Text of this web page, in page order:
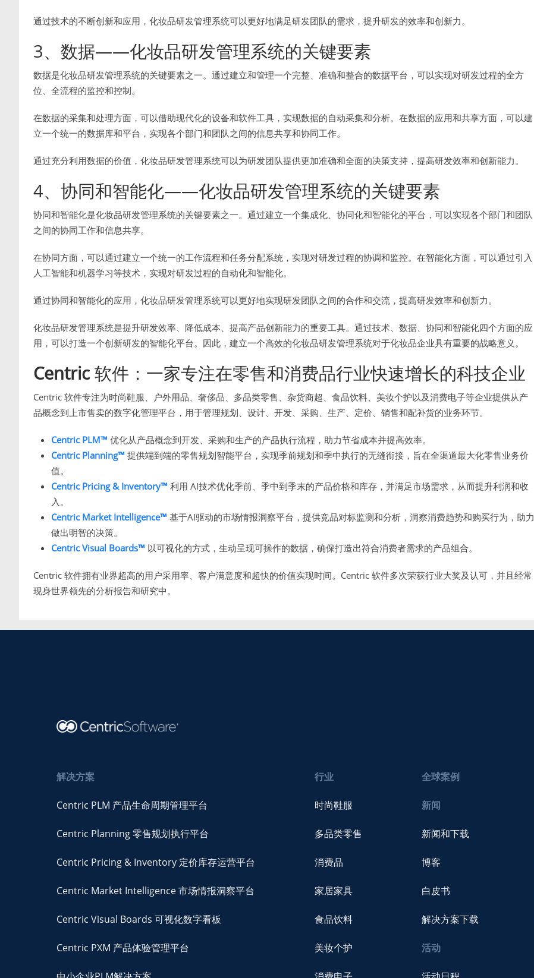
通过技术的不断创新和应用，化妆品研发管理系统可以更好地满足研发团队的需求，提升研发的效率和创新力。
3、数据——化妆品研发管理系统的关键要素
数据是化妆品研发管理系统的关键要素之一。通过建立和管理一个完整、准确和整合的数据平台，可以实现对研发过程的全方
位、全流程的监控和控制。
在数据的采集和处理方面，可以借助现代化的设备和软件工具，实现数据的自动采集和分析。在数据的应用和共享方面，可以建
立一个统一的数据库和平台，实现各个部门和团队之间的信息共享和协同工作。
通过充分利用数据的价值，化妆品研发管理系统可以为研发团队提供更加准确和全面的决策支持，提高研发效率和创新能力。
4、协同和智能化——化妆品研发管理系统的关键要素
协同和智能化是化妆品研发管理系统的关键要素之一。通过建立一个集成化、协同化和智能化的平台，可以实现各个部门和团队
之间的协同工作和信息共享。
在协同方面，可以通过建立一个统一的工作流程和任务分配系统，实现对研发过程的协调和监控。在智能化方面，可以通过引入
人工智能和机器学习等技术，实现对研发过程的自动化和智能化。
通过协同和智能化的应用，化妆品研发管理系统可以更好地实现研发团队之间的合作和交流，提高研发效率和创新力。
化妆品研发管理系统是提升研发效率、降低成本、提高产品创新能力的重要工具。通过技术、数据、协同和智能化四个方面的应
用，可以打造一个创新研发的智能化平台。因此，建立一个高效的化妆品研发管理系统对于化妆品企业具有重要的战略意义。
Centric 软件：一家专注在零售和消费品行业快速增长的科技企业
Centric 软件专注为时尚鞋服、户外用品、奢侈品、多品类零售、杂货商超、食品饮料、美妆个护以及消费电子等企业提供从产
品概念到上市售卖的数字化管理平台，用于管理规划、设计、开发、采购、生产、定价、销售和配补货的业务环节。
Centric PLM™ 优化从产品概念到开发、采购和生产的产品执行流程，助力节省成本并提高效率。
Centric Planning™ 提供端到端的零售规划智能平台，实现季前规划和季中执行的无缝衔接，旨在全渠道最大化零售业务价
值。
Centric Pricing & Inventory™ 利用 AI技术优化季前、季中到季末的产品价格和库存，并满足市场需求，从而提升利润和收
入。
Centric Market Intelligence™ 基于AI驱动的市场情报洞察平台，提供竞品对标监测和分析，洞察消费趋势和购买行为，助力
做出明智的决策。
Centric Visual Boards™ 以可视化的方式，生动呈现可操作的数据，确保打造出符合消费者需求的产品组合。
Centric 软件拥有业界超高的用户采用率、客户满意度和超快的价值实现时间。Centric 软件多次荣获行业大奖及认可，并且经常
现身世界领先的分析报告和研究中。
解决方案
Centric PLM 产品生命周期管理平台
Centric Planning 零售规划执行平台
Centric Pricing & Inventory 定价库存运营平台
Centric Market Intelligence 市场情报洞察平台
Centric Visual Boards 可视化数字看板
Centric PXM 产品体验管理平台
行业
时尚鞋服
多品类零售
消费品
家居家具
食品饮料
美妆个护
全球案例
新闻
新闻和下载
博客
白皮书
解决方案下载
活动